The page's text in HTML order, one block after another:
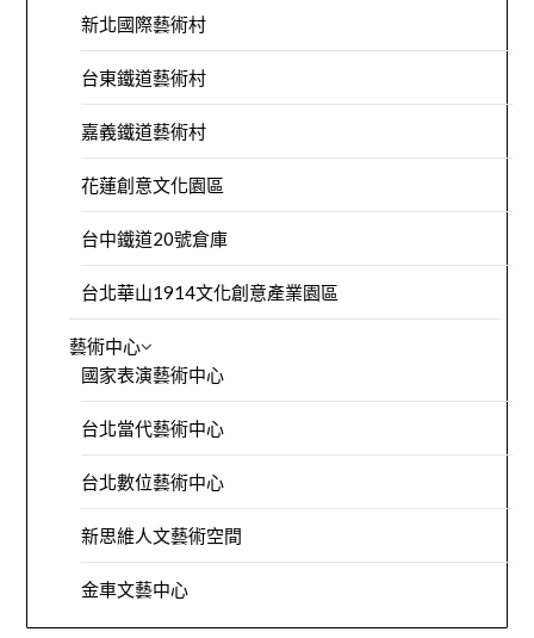
新北國際藝術村
台東鐵道藝術村
嘉義鐵道藝術村
花蓮創意文化園區
台中鐵道20號倉庫
台北華山1914文化創意產業園區
藝術中心
國家表演藝術中心
台北當代藝術中心
台北數位藝術中心
新思維人文藝術空間
金車文藝中心